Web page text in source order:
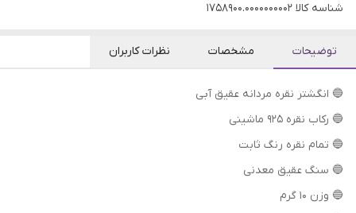
شناسه کالا 1758900.0000000002
توضیحات مشخصات نظرات کاربران
🔵 انگشتر نقره مردانه عقیق آبی
🔵 رکاب نقره 925 ماشینی
🔵 تمام نقره رنگ ثابت
🔵 سنگ عقیق معدنی
🔵 وزن 10 گرم